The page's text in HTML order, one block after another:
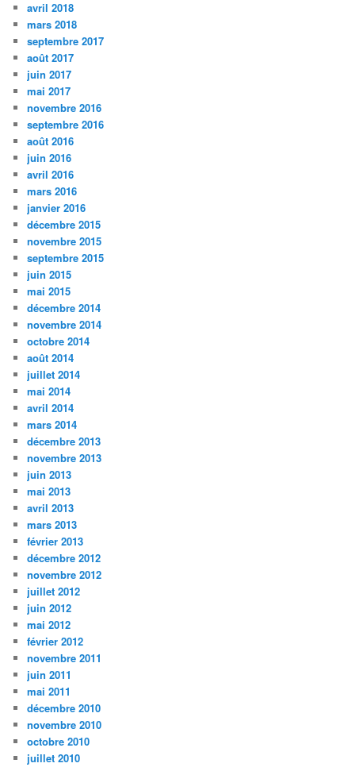
avril 2018
mars 2018
septembre 2017
août 2017
juin 2017
mai 2017
novembre 2016
septembre 2016
août 2016
juin 2016
avril 2016
mars 2016
janvier 2016
décembre 2015
novembre 2015
septembre 2015
juin 2015
mai 2015
décembre 2014
novembre 2014
octobre 2014
août 2014
juillet 2014
mai 2014
avril 2014
mars 2014
décembre 2013
novembre 2013
juin 2013
mai 2013
avril 2013
mars 2013
février 2013
décembre 2012
novembre 2012
juillet 2012
juin 2012
mai 2012
février 2012
novembre 2011
juin 2011
mai 2011
décembre 2010
novembre 2010
octobre 2010
juillet 2010